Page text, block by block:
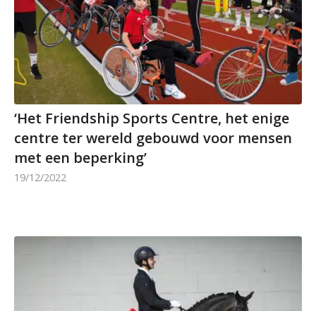
‘Het Friendship Sports Centre, het enige
centre ter wereld gebouwd voor mensen
met een beperking’
19/12/2022